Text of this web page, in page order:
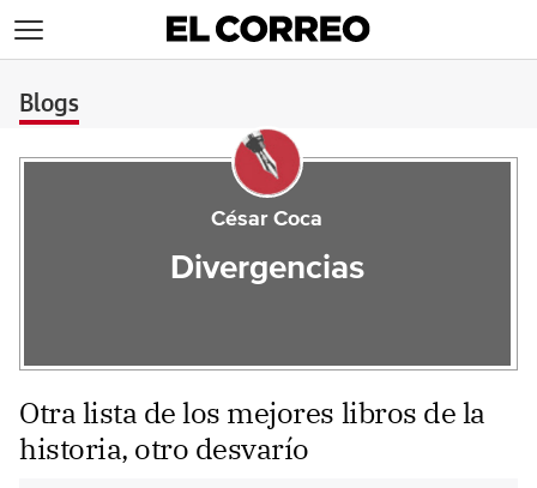
Blogs
César Coca
Divergencias
Otra lista de los mejores libros de la
historia, otro desvarío